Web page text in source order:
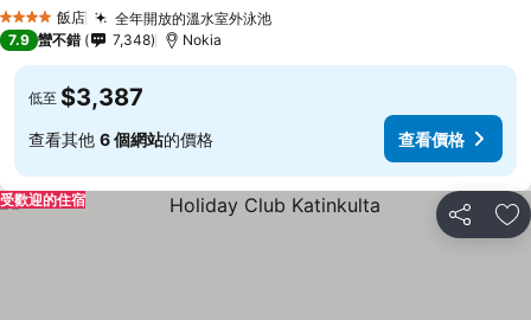
4 星級 飯店 全年開放的溫水室外泳池
7.9 蠻不錯 7,348 Nokia
低至 $3,387
查看其他 6 個網站的價格 查看價格
分享 加
受歡迎的住宿